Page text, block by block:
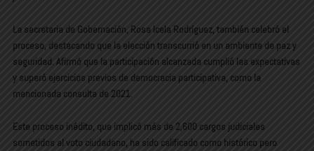
La secretaria de Gobernación, Rosa Icela Rodríguez, también celebró el
proceso, destacando que la elección transcurrió en un ambiente de paz y
seguridad. Afirmó que la participación alcanzada cumplió las expectativas
y superó ejercicios previos de democracia participativa, como la
mencionada consulta de 2021.
Este proceso inédito, que implicó más de 2,600 cargos judiciales
sometidos al voto ciudadano, ha sido calificado como histórico pero